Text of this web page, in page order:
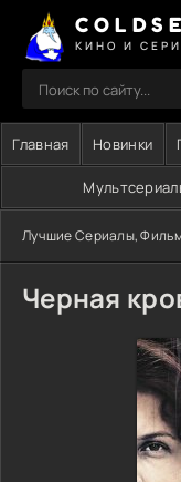
Главная Новинки
Лучшие Сериалы,
Черная